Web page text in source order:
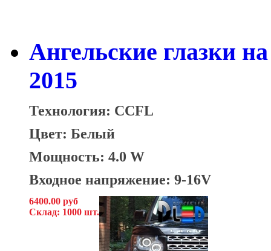
Ангельские глазки
2015
Технология: CCFL
Цвет: Белый
Мощность: 4.0 W
Входное напряжение: 9-16V
6400.00 руб
Склад: 1000 шт.